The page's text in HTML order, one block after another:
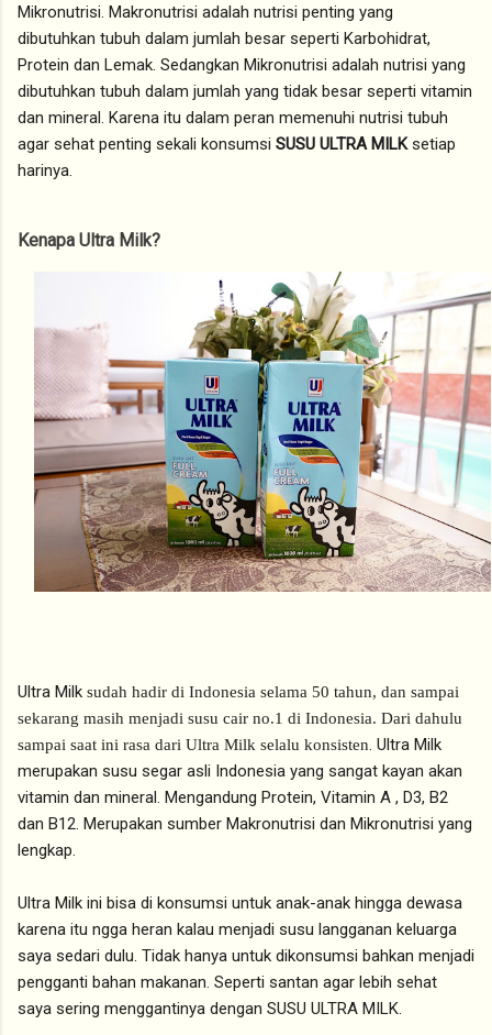
Mikronutrisi. Makronutrisi adalah nutrisi penting yang
dibutuhkan tubuh dalam jumlah besar seperti Karbohidrat,
Protein dan Lemak. Sedangkan Mikronutrisi adalah nutrisi yang
dibutuhkan tubuh dalam jumlah yang tidak besar seperti vitamin
dan mineral. Karena itu dalam peran memenuhi nutrisi tubuh
agar sehat penting sekali konsumsi SUSU ULTRA MILKsetiap
harinya.
Kenapa Ultra Milk?
Ultra Milk sudah hadir di Indonesia selama 50 tahun, dan sampai
sekarang masih menjadi susu cair no.1 di Indonesia. Dari dahulu
sampai saat ini rasa dari Ultra Milk selalu konsisten. Ultra Milk
merupakan susu segar asli Indonesia yang sangat kayan akan
vitamin dan mineral. Mengandung Protein, Vitamin A , D3, B2
dan B12. Merupakan sumber Makronutrisi dan Mikronutrisi yang
lengkap.
Ultra Milk ini bisa di konsumsi untuk anak-anak hingga dewasa
karena itu ngga heran kalau menjadi susu langganan keluarga
saya sedari dulu. Tidak hanya untuk dikonsumsi bahkan menjadi
pengganti bahan makanan. Seperti santan agar lebih sehat
saya sering menggantinya dengan SUSU ULTRA MILK.